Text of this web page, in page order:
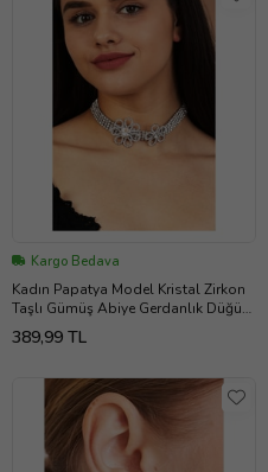
Kargo Bedava
Kadın Papatya Model Kristal Zirkon
Taşlı Gümüş Abiye Gerdanlık Düğün
Nişan Gelin Kına Parti Kolyesi
389,99 TL